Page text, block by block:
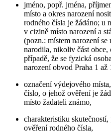
jméno, popř. jména,
místo a okres narození
rodného čísla je žádáno; u
v cizině místo narození a
(pozn.: místem narození
narodila, nikoliv část obce,
případě, že se fyzická
narození obvod Praha 1 až
označení výdejového
číslo, o jehož ověření je
místo žadateli známo,
charakteristiku
ověření rodného čísla,